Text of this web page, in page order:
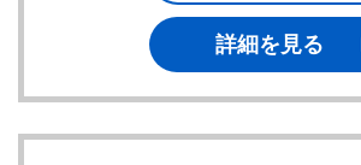
詳細を見る